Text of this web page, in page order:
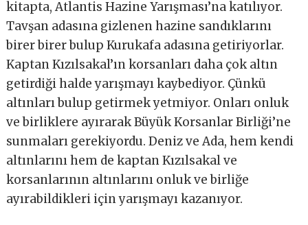
kitapta, Atlantis Hazine Yarışması’na katılıyor.
Tavşan adasına gizlenen hazine sandıklarını
birer birer bulup Kurukafa adasına getiriyorlar.
Kaptan Kızılsakal’ın korsanları daha çok altın
getirdiği halde yarışmayı kaybediyor. Çünkü
altınları bulup getirmek yetmiyor. Onları onluk
ve birliklere ayırarak Büyük Korsanlar Birliği’ne
sunmaları gerekiyordu. Deniz ve Ada, hem kendi
altınlarını hem de kaptan Kızılsakal ve
korsanlarının altınlarını onluk ve birliğe
ayırabildikleri için yarışmayı kazanıyor.